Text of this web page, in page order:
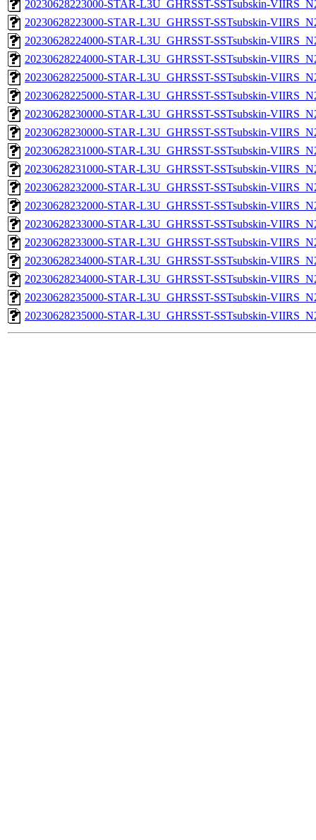
20230628223000-STAR-L3U_GHRSST-SSTsubskin-
20230628223000-STAR-L3U_GHRSST-SSTsubskin-
20230628224000-STAR-L3U_GHRSST-SSTsubskin-
20230628224000-STAR-L3U_GHRSST-SSTsubskin-
20230628225000-STAR-L3U_GHRSST-SSTsubskin-
20230628225000-STAR-L3U_GHRSST-SSTsubskin-
20230628230000-STAR-L3U_GHRSST-SSTsubskin-
20230628230000-STAR-L3U_GHRSST-SSTsubskin-
20230628231000-STAR-L3U_GHRSST-SSTsubskin-
20230628231000-STAR-L3U_GHRSST-SSTsubskin-
20230628232000-STAR-L3U_GHRSST-SSTsubskin-
20230628232000-STAR-L3U_GHRSST-SSTsubskin-
20230628233000-STAR-L3U_GHRSST-SSTsubskin-
20230628233000-STAR-L3U_GHRSST-SSTsubskin-
20230628234000-STAR-L3U_GHRSST-SSTsubskin-
20230628234000-STAR-L3U_GHRSST-SSTsubskin-
20230628235000-STAR-L3U_GHRSST-SSTsubskin-
20230628235000-STAR-L3U_GHRSST-SSTsubskin-